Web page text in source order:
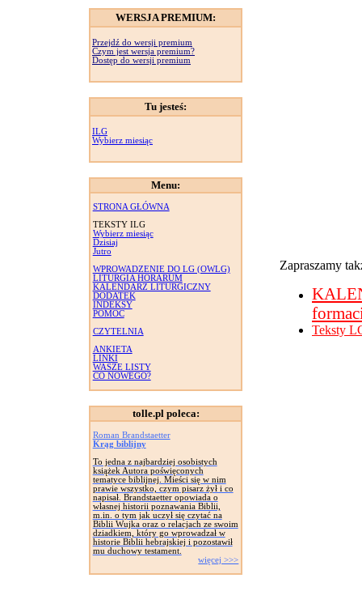
WERSJA PREMIUM:
Przejdź do wersji premium
Czym jest wersja premium?
Dostęp do wersji premium
Tu jesteś:
ILG
Wybierz miesiąc
Menu:
STRONA GŁÓWNA
TEKSTY ILG
Wybierz miesiąc
Dzisiaj
Jutro
WPROWADZENIE DO LG (OWLG)
LITURGIA HORARUM
KALENDARZ LITURGICZNY
DODATEK
INDEKSY
POMOC
CZYTELNIA
ANKIETA
LINKI
WASZE LISTY
CO NOWEGO?
tolle.pl poleca:
Roman Brandstaetter
Krąg biblijny
To jedna z najbardziej osobistych
książek Autora poświęconych
tematyce biblijnej. Mieści się w nim
prawie wszystko, czym pisarz żył i co
napisał. Brandstaetter opowiada o
własnej historii poznawania Biblii,
m.in. o tym jak uczył się czytać na
Biblii Wujka oraz o relacjach ze swoim
dziadkiem, który go wprowadzał w
historie Biblii hebrajskiej i pozostawił
mu duchowy testament.
więcej >>>
Zapraszamy
Teksty